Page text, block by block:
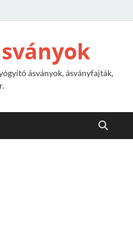
ásványok, ásványfajták,